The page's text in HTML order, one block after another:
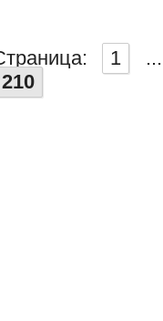
1
...
210